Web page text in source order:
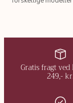
Gratis fragt
249,-